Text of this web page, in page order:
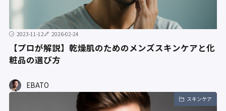
2023-11-12 2026-02-24
【プロが解説】乾燥肌のためのメンズスキンケアと化
粧品の選び方
EBATO
スキンケア